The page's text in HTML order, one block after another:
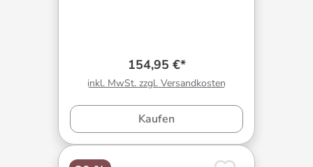
154,95 €*
inkl. MwSt. zzgl. Versandkosten
Kaufen